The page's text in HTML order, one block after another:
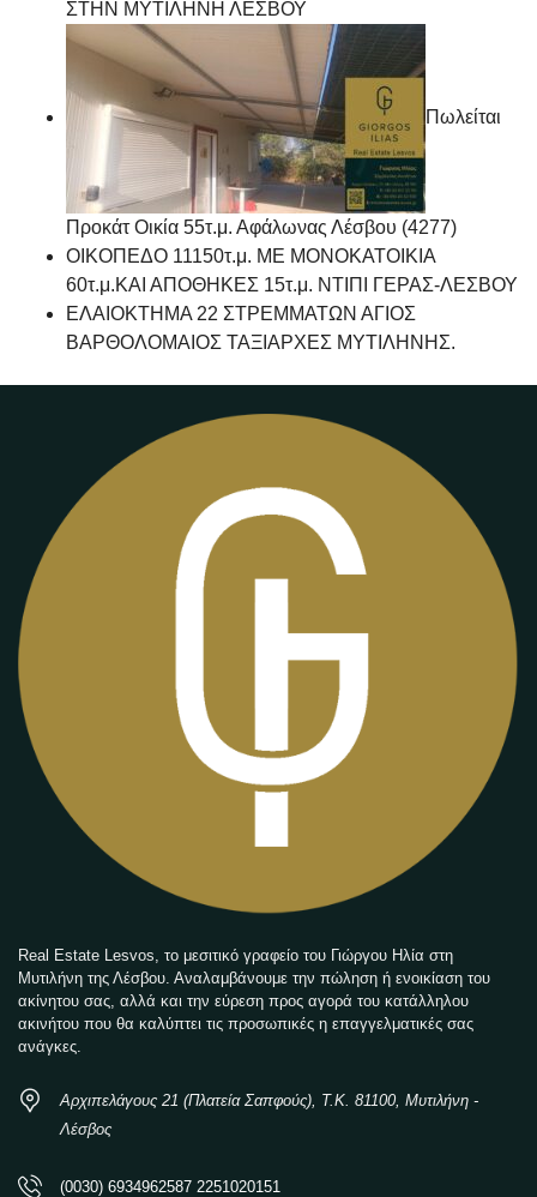
ΣΤΗΝ ΜΥΤΙΛΗΝΗ ΛΕΣΒΟΥ
Πωλείται
Προκάτ Οικία 55τ.μ. Αφάλωνας Λέσβου (4277)
ΟΙΚΟΠΕΔΟ 11150τ.μ. ΜΕ ΜΟΝΟΚΑΤΟΙΚΙΑ
60τ.μ.ΚΑΙ ΑΠΟΘΗΚΕΣ 15τ.μ. ΝΤΙΠΙ ΓΕΡΑΣ-ΛΕΣΒΟΥ
ΕΛΑΙΟΚΤΗΜΑ 22 ΣΤΡΕΜΜΑΤΩΝ ΑΓΙΟΣ
ΒΑΡΘΟΛΟΜΑΙΟΣ ΤΑΞΙΑΡΧΕΣ ΜΥΤΙΛΗΝΗΣ.
Real Estate Lesvos, το μεσιτικό γραφείο του Γιώργου Ηλία στη
Μυτιλήνη της Λέσβου. Αναλαμβάνουμε την πώληση ή ενοικίαση του
ακίνητου σας, αλλά και την εύρεση προς αγορά του κατάλληλου
ακινήτου που θα καλύπτει τις προσωπικές η επαγγελματικές σας
ανάγκες.
Αρχιπελάγους 21 (Πλατεία Σαπφούς), Τ.Κ. 81100, Μυτιλήνη -
Λέσβος
(0030) 6934962587 2251020151